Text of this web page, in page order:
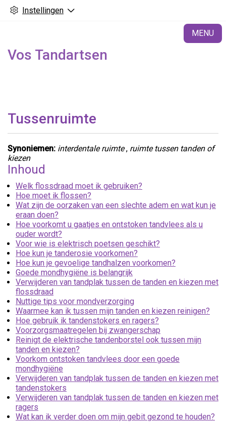
Instellingen
MENU
Vos Tandartsen
Tussenruimte
Synoniemen: interdentale ruimte, ruimte tussen tanden of
kiezen
Inhoud
Welk flossdraad moet ik gebruiken?
Hoe moet ik flossen?
Wat zijn de oorzaken van een slechte adem en wat kun je
eraan doen?
Hoe voorkomt u gaatjes en ontstoken tandvlees als u
ouder wordt?
Voor wie is elektrisch poetsen geschikt?
Hoe kun je tanderosie voorkomen?
Hoe kun je gevoelige tandhalzen voorkomen?
Goede mondhygiëne is belangrijk
Verwijderen van tandplak tussen de tanden en kiezen met
flossdraad
Nuttige tips voor mondverzorging
Waarmee kan ik tussen mijn tanden en kiezen reinigen?
Hoe gebruik ik tandenstokers en ragers?
Voorzorgsmaatregelen bij zwangerschap
Reinigt de elektrische tandenborstel ook tussen mijn
tanden en kiezen?
Voorkom ontstoken tandvlees door een goede
mondhygiëne
Verwijderen van tandplak tussen de tanden en kiezen met
tandenstokers
Verwijderen van tandplak tussen de tanden en kiezen met
ragers
Wat kan ik verder doen om mijn gebit gezond te houden?